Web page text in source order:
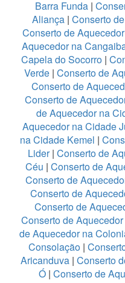
Barra Funda |
Aliança | Conserto
Conserto de
Aquecedor na
Capela do Socorro |
Verde| Conserto de
Conserto de
Conserto de
de Aquecedor na
Aquecedor na Cidade
na Cidade Kemel |
Lider| Conserto de
Céu | Conserto de
Conserto de
Conserto de
Conserto de
Conserto de
de Aquecedor na
Consolação |
Aricanduva| Conserto
Ó| Conserto de